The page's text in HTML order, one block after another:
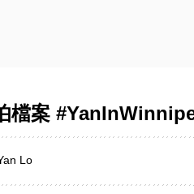
檔案
Lo